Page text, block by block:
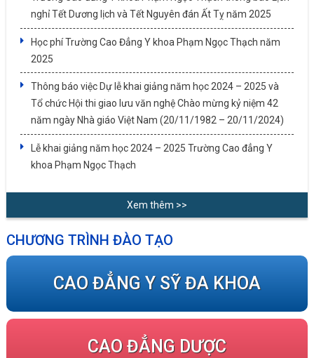
nghỉ Tết Dương lịch và Tết Nguyên đán Ất Tỵ năm 2025
Học phí Trường Cao Đẳng Y khoa Phạm Ngọc Thạch năm
2025
Thông báo việc Dự lễ khai giảng năm học 2024 – 2025 và
Tổ chức Hội thi giao lưu văn nghệ Chào mừng kỷ niệm 42
năm ngày Nhà giáo Việt Nam (20/11/1982 – 20/11/2024)
Lễ khai giảng năm học 2024 – 2025 Trường Cao đẳng Y
khoa Phạm Ngọc Thạch
Xem thêm >>
CHƯƠNG TRÌNH ĐÀO TẠO
CAO ĐẲNG Y SỸ ĐA KHOA
CAO ĐẲNG DƯỢC